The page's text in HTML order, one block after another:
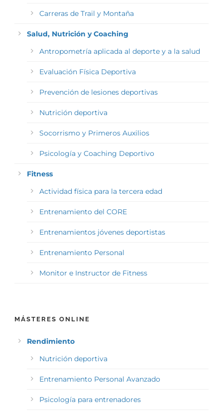
Carreras de Trail y Montaña
Salud, Nutrición y Coaching
Antropometría aplicada al deporte y a la salud
Evaluación Física Deportiva
Prevención de lesiones deportivas
Nutrición deportiva
Socorrismo y Primeros Auxilios
Psicología y Coaching Deportivo
Fitness
Actividad física para la tercera edad
Entrenamiento del CORE
Entrenamientos jóvenes deportistas
Entrenamiento Personal
Monitor e Instructor de Fitness
MÁSTERES ONLINE
Rendimiento
Nutrición deportiva
Entrenamiento Personal Avanzado
Psicología para entrenadores